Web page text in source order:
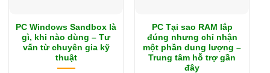
PC Windows Sandbox là
gì, khi nào dùng – Tư
vấn từ chuyên gia kỹ
thuật
PC Tại sao RAM lắp
đúng nhưng chỉ nhận
một phần dung lượng –
Trung tâm hỗ trợ gần
đây